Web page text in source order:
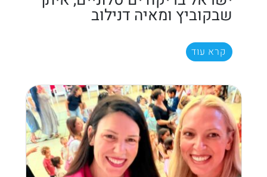
שבקוביץ ומאיה דנילוב
קרא עוד